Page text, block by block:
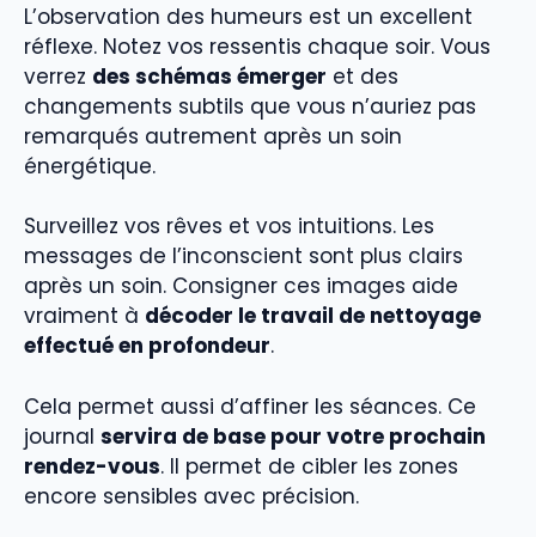
L’observation des humeurs est un excellent
réflexe. Notez vos ressentis chaque soir. Vous
verrez des schémas émerger et des
changements subtils que vous n’auriez pas
remarqués autrement après un soin
énergétique.
Surveillez vos rêves et vos intuitions. Les
messages de l’inconscient sont plus clairs
après un soin. Consigner ces images aide
vraiment à décoder le travail de nettoyage
effectué en profondeur.
Cela permet aussi d’affiner les séances. Ce
journal servira de base pour votre prochain
rendez-vous. Il permet de cibler les zones
encore sensibles avec précision.